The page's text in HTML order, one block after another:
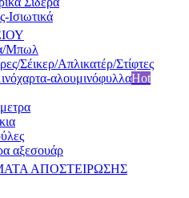
Ισιωτικά
Μπωλ
Σέικερ/Απλικατέρ/Στίφτες
αλουμινόφυλλαHot
αξεσουάρ
ΑΠΟΣΤΕΙΡΩΣΗΣ